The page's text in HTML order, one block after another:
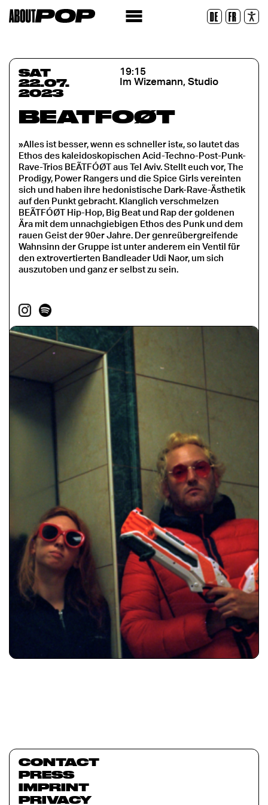
DE FR
SAT
22.07.
2023
19:15
Im Wizemann, Studio
BEÃTFÓØT
»Alles ist besser, wenn es schneller ist«, so lautet das
Ethos des kaleidoskopischen Acid-Techno-Post-Punk-
Rave-Trios BEÃTFÓØT aus Tel Aviv. Stellt euch vor, The
Prodigy, Power Rangers und die Spice Girls vereinten
sich und haben ihre hedonistische Dark-Rave-Ästhetik
auf den Punkt gebracht. Klanglich verschmelzen
BEÃTFÓØT Hip-Hop, Big Beat und Rap der goldenen
Ära mit dem unnachgiebigen Ethos des Punk und dem
rauen Geist der 90er Jahre. Der genreübergreifende
Wahnsinn der Gruppe ist unter anderem ein Ventil für
den extrovertierten Bandleader Udi Naor, um sich
auszutoben und ganz er selbst zu sein.
CONTACT
PRESS
IMPRINT
PRIVACY